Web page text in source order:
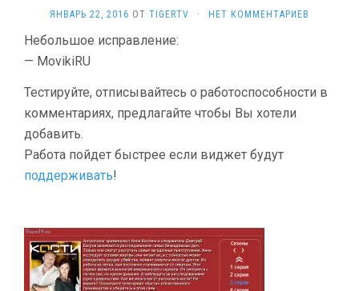
ЯНВАРЬ 22, 2016 ОТ TIGERTV · НЕТ КОММЕНТАРИЕВ
Небольшое исправление:
— MovikiRU
Тестируйте, отписывайтесь о работоспособности в
комментариях, предлагайте чтобы Вы хотели
добавить.
Работа пойдет быстрее если виджет будут
поддерживать!